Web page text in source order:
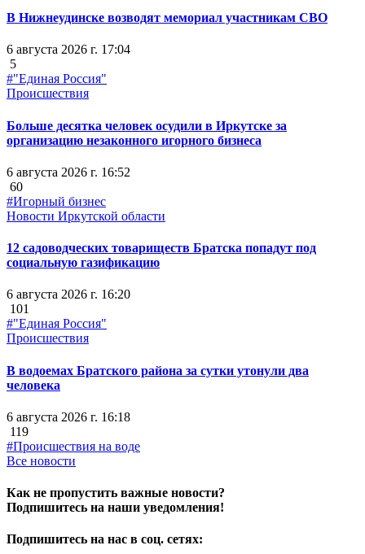
В Нижнеудинске возводят мемориал участникам СВО
6 августа 2026 г. 17:04
5
#"Единая Россия"
Происшествия
Больше десятка человек осудили в Иркутске за
организацию незаконного игорного бизнеса
6 августа 2026 г. 16:52
60
#Игорный бизнес
Новости Иркутской области
12 садоводческих товариществ Братска попадут под
социальную газификацию
6 августа 2026 г. 16:20
101
#"Единая Россия"
Происшествия
В водоемах Братского района за сутки утонули два
человека
6 августа 2026 г. 16:18
119
#Происшествия на воде
Все новости
Как не пропустить важные новости?
Подпишитесь на наши уведомления!
Подпишитесь на нас в соц. сетях: